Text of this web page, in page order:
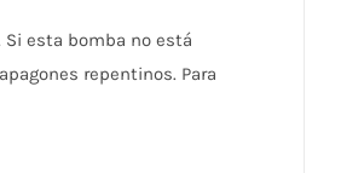
esta bomba no está
repentinos. Para